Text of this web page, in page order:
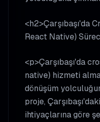
<h2>Çarşıbaşı'da
React Native)
<p>Çarşıbaşı'da
native) hizmeti
dönüşüm
proje,
ihtiyaçlarına göre